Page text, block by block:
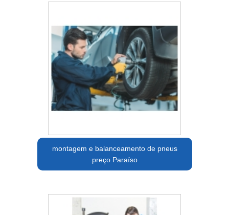
montagem e balanceamento de pneus
preço Paraíso